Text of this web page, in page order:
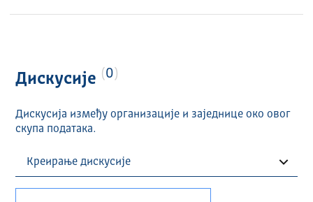
Дискусије 0
Дискусија између организације и заједнице око овог
скупа података.